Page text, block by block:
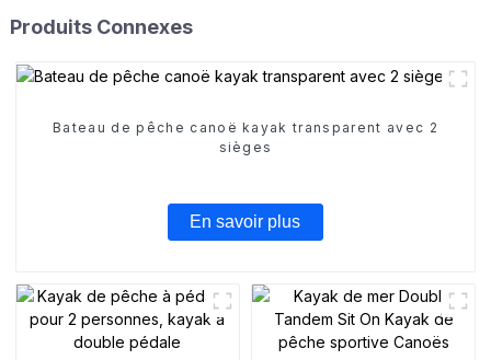
Produits Connexes
Bateau de pêche canoë kayak transparent avec 2
sièges
En savoir plus